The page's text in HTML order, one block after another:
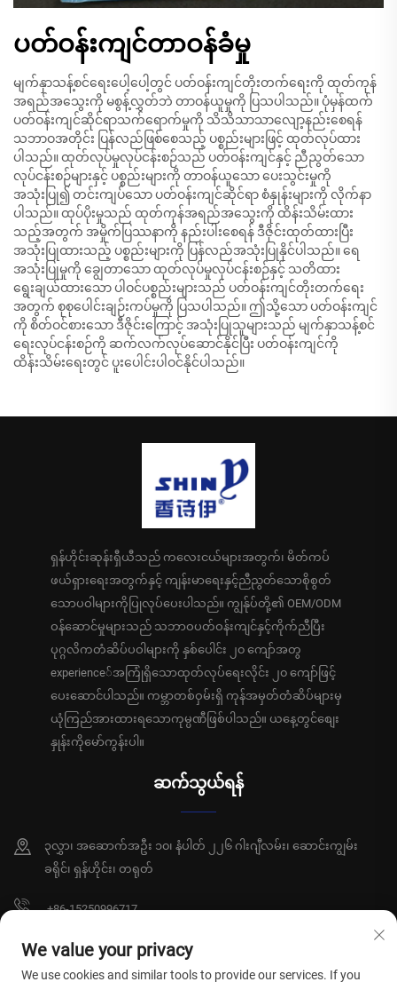
ပတ်ဝန်းကျင်တာဝန်ခံမှု
မျက်နှာသန့်စင်ရေးပေါ့ပေါ့တွင် ပတ်ဝန်းကျင်တိုးတက်ရေးကို ထုတ်ကုန်
အရည်အသွေးကို မစွန့်လွှတ်ဘဲ တာဝန်ယူမှုကို ပြသပါသည်။ ပုံမှန်ထက်
ပတ်ဝန်းကျင်ဆိုင်ရာသက်ရောက်မှုကို သိသိသာသာလျော့နည်းစေရန်
သဘာဝအတိုင်း ပြန်လည်ဖြစ်စေသည့် ပစ္စည်းများဖြင့် ထုတ်လုပ်ထား
ပါသည်။ ထုတ်လုပ်မှုလုပ်ငန်းစဉ်သည် ပတ်ဝန်းကျင်နှင့် ညီညွတ်သော
လုပ်ငန်းစဉ်များနှင့် ပစ္စည်းများကို တာဝန်ယူသော ပေးသွင်းမှုကို
အသုံးပြု၍ တင်းကျပ်သော ပတ်ဝန်းကျင်ဆိုင်ရာ စံနှုန်းများကို လိုက်နာ
ပါသည်။ ထုပ်ပိုးမှုသည် ထုတ်ကုန်အရည်အသွေးကို ထိန်းသိမ်းထား
သည့်အတွက် အမှိုက်ပြဿနာကို နည်းပါးစေရန် ဒီဇိုင်းထုတ်ထားပြီး
အသုံးပြုထားသည့် ပစ္စည်းများကို ပြန်လည်အသုံးပြုနိုင်ပါသည်။ ရေ
အသုံးပြုမှုကို ချွေတာသော ထုတ်လုပ်မှုလုပ်ငန်းစဉ်နှင့် သတိထား
ရွေးချယ်ထားသော ပါဝင်ပစ္စည်းများသည် ပတ်ဝန်းကျင်တိုးတက်ရေး
အတွက် စုစုပေါင်းချဉ်းကပ်မှုကို ပြသပါသည်။ ဤသို့သော ပတ်ဝန်းကျင်
ကို စိတ်ဝင်စားသော ဒီဇိုင်းကြောင့် အသုံးပြုသူများသည် မျက်နှာသန့်စင်
ရေးလုပ်ငန်းစဉ်ကို ဆက်လက်လုပ်ဆောင်နိုင်ပြီး ပတ်ဝန်းကျင်ကို
ထိန်းသိမ်းရေးတွင် ပူးပေါင်းပါဝင်နိုင်ပါသည်။
ရှန်ဟိုင်းဆုန်းရှီယီသည် ကလေးငယ်များအတွက်၊ မိတ်ကပ်
ဖယ်ရှားရေးအတွက်နှင့် ကျန်းမာရေးနှင့်ညီညွတ်သောစိုစွတ်
သောပဝါများကိုပြုလုပ်ပေးပါသည်။ ကျွန်ုပ်တို့၏ OEM/ODM
ဝန်ဆောင်မှုများသည် သဘာဝပတ်ဝန်းကျင်နှင့်ကိုက်ညီပြီး
ပုဂ္ဂလိကတံဆိပ်ပဝါများကို နှစ်ပေါင်း ၂၀ ကျော်အတွ
experience်အကြုံရှိသောထုတ်လုပ်ရေးလိုင်း ၂၀ ကျော်ဖြင့်
ပေးဆောင်ပါသည်။ ကမ္ဘာတစ်ဝှမ်းရှိ ကုန်အမှတ်တံဆိပ်များမှ
ယုံကြည်အားထားရသောကုမ္ပဏီဖြစ်ပါသည်။ ယနေ့တွင်စျေး
နှုန်းကိုမော်ကွန်းပါ။
ဆက်သွယ်ရန်
၃လွှာ၊ အဆောက်အဦး ၁၀၊ နံပါတ် ၂၂၆ ဂါးဂျီလမ်း၊ ဆောင်းကျွမ်း
ခရိုင်၊ ရှန်ဟိုင်း၊ တရုတ်
+86-15250996717
[email protected]
We value your privacy
We use cookies and similar tools to provide our services. If you